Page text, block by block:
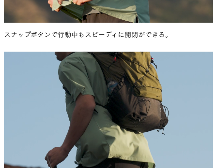
でも、本当は去年の時点で発売直前までい
ったんだけど、裾が細すぎて体型によってはLサイ
ズが着られない問題が出てきて。今までUL Shirtを
Lで着られていた人が着られないのはまずいと思
い、もう一度調整しました。調整の結果、少し奇
抜なデザインから普通に戻ったよね。
袖丈や寸法は合わせつつ、着心地を何度も
微調整しました。裾を絞っているからお腹が出て
いる人には着づらいなどの課題もあって、その落
とし所を探りました。
スナップボタンで行動中もスピーディに開閉ができる。